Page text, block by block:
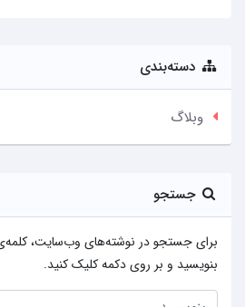
دسته‌بندی
وبلاگ
جستجو
برای جستجو در نوشته‌های وب‌سایت،
بنویسید و بر روی دکمه کلیک کنید.